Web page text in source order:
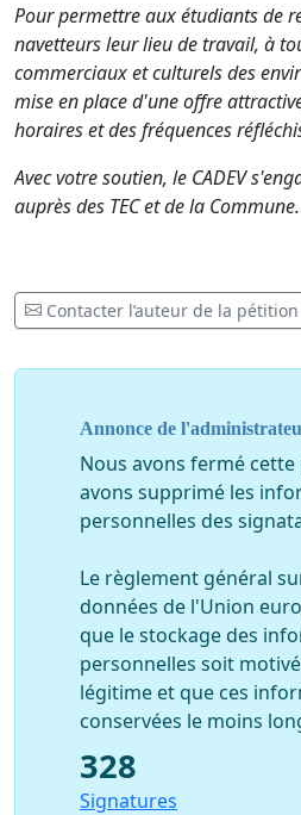
Pour permettre aux étudiants de
navetteurs leur lieu de travail, à
commerciaux et culturels des
mise en place d'une offre
horaires et des fréquences
Avec votre soutien, le CADEV
auprès des TEC et de la Commune.
Contacter l’auteur de la pétition
Annonce de
Nous avons fermé
avons supprimé les
personnelles des
Le règlement général
données de l'Union
que le stockage des
personnelles soit
légitime et que ces
conservées le moins
328
Signatures